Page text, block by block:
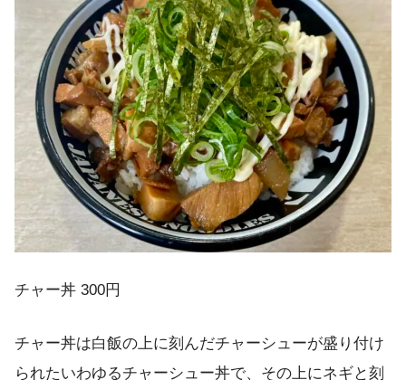
チャー丼 300円
チャー丼は白飯の上に刻んだチャーシューが盛り付け
られたいわゆるチャーシュー丼で、その上にネギと刻